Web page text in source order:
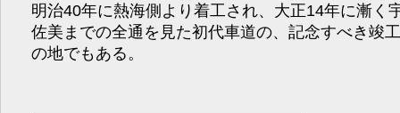
明治40年に熱海側より着工され、大正14年に漸く
佐美までの全通を見た初代車道の、記念すべき竣
の地でもある。